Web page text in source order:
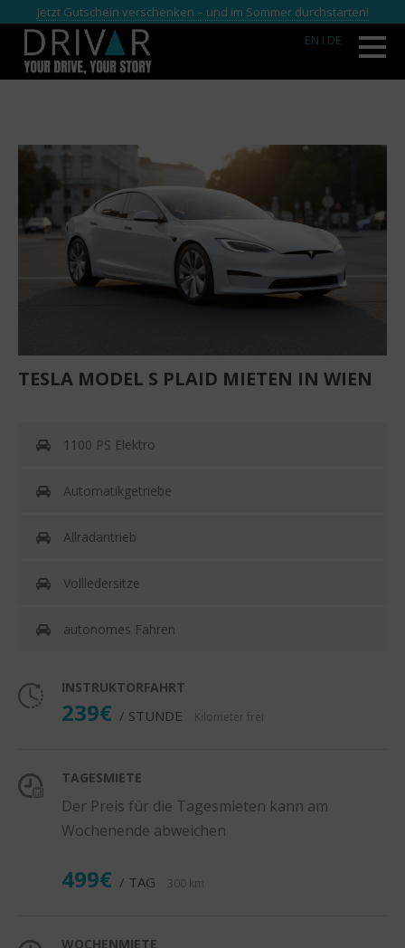
Jetzt Gutschein verschenken – und im Sommer durchstarten!
EN I DE
TESLA MODEL S PLAID MIETEN IN WIEN
1100 PS Elektro
Automatikgetriebe
Allradantrieb
Vollledersitze
autonomes Fahren
INSTRUKTORFAHRT
239€ / STUNDE Kilometer frei
TAGESMIETE
Der Preis für die Tagesmieten kann am
Wochenende abweichen
499€ / TAG 300 km
WOCHENMIETE